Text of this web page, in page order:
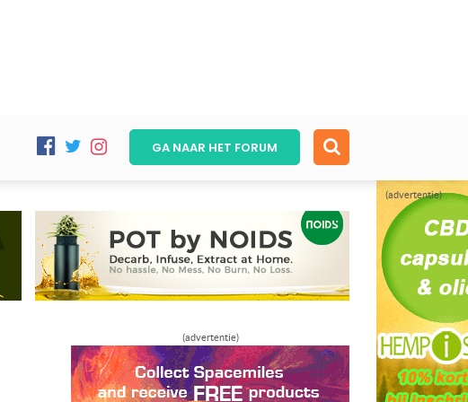
(advertentie)
GA NAAR HET FORUM
(advertentie)